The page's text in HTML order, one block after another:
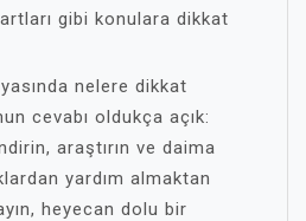
gibi konulara dikkat
nelere dikkat
cevabı oldukça açık:
araştırın ve daima
yardım almaktan
heyecan dolu bir